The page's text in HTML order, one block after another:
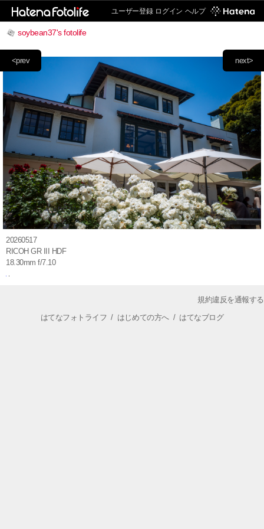
ユーザー登録 ログイン ヘルプ
soybean37's fotolife
next>
<prev
20260517
RICOH GR III HDF
18.30mm f/7.10
規約違反を通報する
はてなフォトライフ / はじめての方へ/ はてなブログ